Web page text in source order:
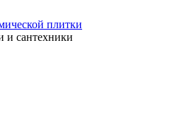
и сантехники